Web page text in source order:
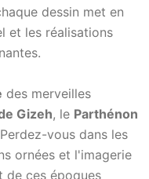
dessin met en
et les réalisations
des merveilles
Gizeh, le Parthénon
vous dans les
ornées et l'imagerie
de ces époques